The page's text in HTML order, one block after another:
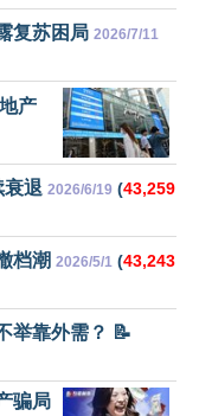
复苏困局 2026/7/11
产
退 2026/6/19 (43,259
档潮 2026/5/1 (43,243
举靠外需？ 📝
骗局